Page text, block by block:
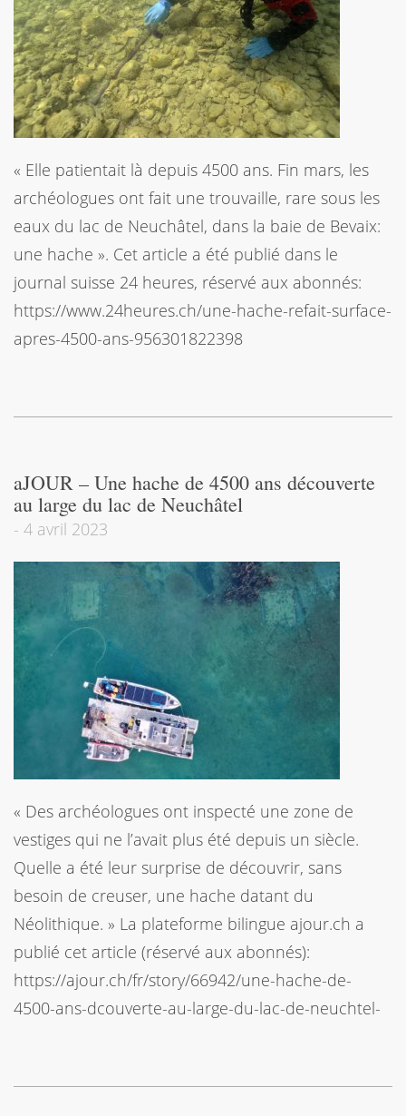
« Elle patientait là depuis 4500 ans. Fin mars, les
archéologues ont fait une trouvaille, rare sous les
eaux du lac de Neuchâtel, dans la baie de Bevaix:
une hache ». Cet article a été publié dans le
journal suisse 24 heures, réservé aux abonnés:
https://www.24heures.ch/une-hache-refait-surface-
apres-4500-ans-956301822398
aJOUR – Une hache de 4500 ans découverte
au large du lac de Neuchâtel
- 4 avril 2023
« Des archéologues ont inspecté une zone de
vestiges qui ne l’avait plus été depuis un siècle.
Quelle a été leur surprise de découvrir, sans
besoin de creuser, une hache datant du
Néolithique. » La plateforme bilingue ajour.ch a
publié cet article (réservé aux abonnés):
https://ajour.ch/fr/story/66942/une-hache-de-
4500-ans-dcouverte-au-large-du-lac-de-neuchtel-